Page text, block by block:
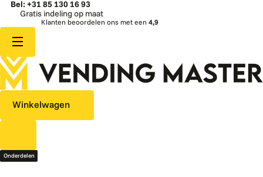
Bel: +31 85 130 16 93
Gratis indeling op maat
Klanten beoordelen ons met een 4,9
Winkelwagen
Onderdelen